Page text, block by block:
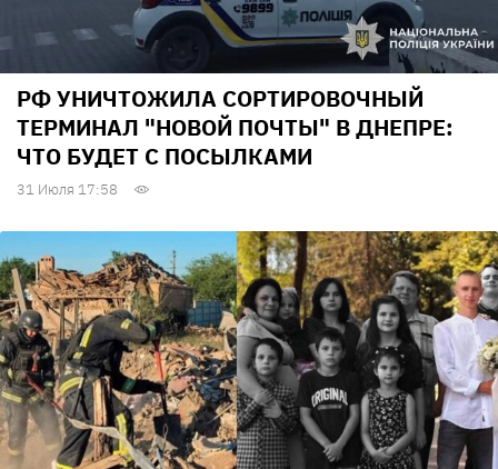
РФ УНИЧТОЖИЛА СОРТИРОВОЧНЫЙ
ТЕРМИНАЛ "НОВОЙ ПОЧТЫ" В ДНЕПРЕ:
ЧТО БУДЕТ С ПОСЫЛКАМИ
31 Июля 17:58